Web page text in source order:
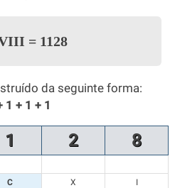
=1128
da seguinte forma:
1 + 1 + 1
1 2 8
C X
I